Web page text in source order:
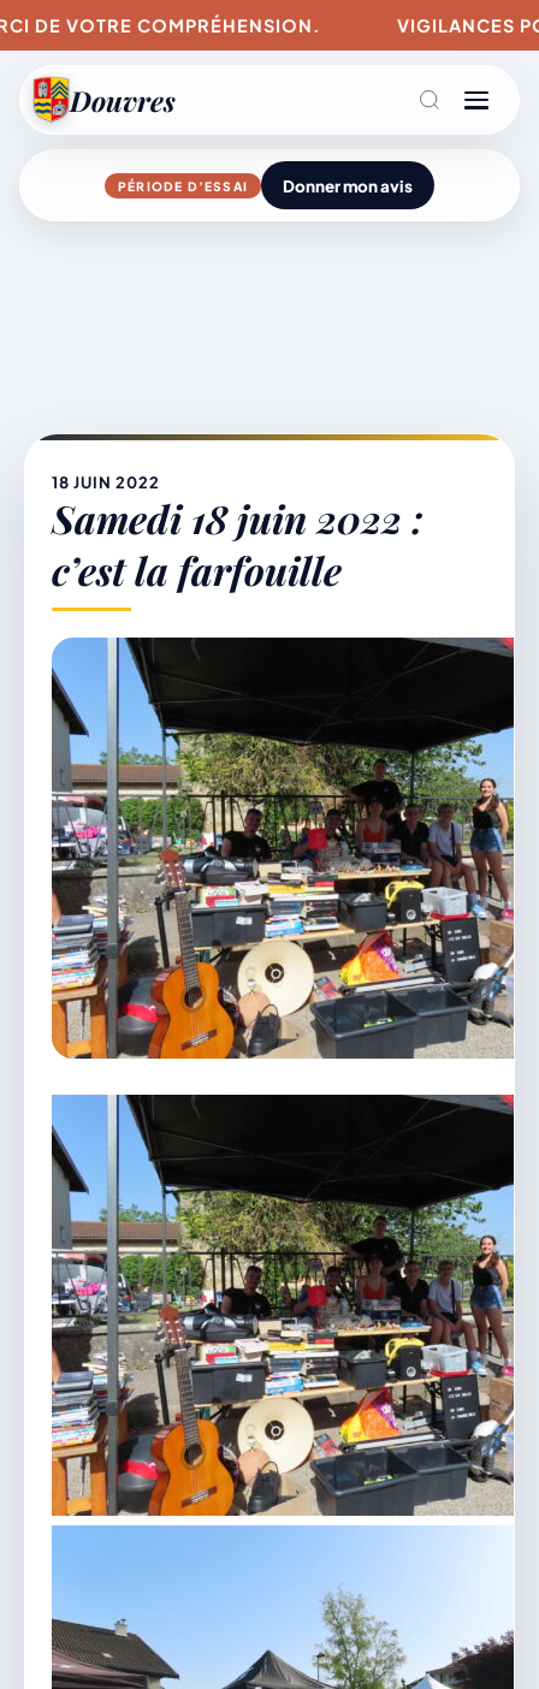
COMPRÉHENSION. VIGILANCES POUR
Douvres
Agenda
Mairie & Vie municipale
Démarches & Vie pratique
Vie locale & Associations
Découvrir la commune
VENDREDI 7 AOÛT 2026
Secrétariat ouvert
Lundi, mardi, jeudi, vendredi de 8h30 à 12h et
vous.
04 74 38 22 78
mairie@douvres.fr
140 Place de la Babillière, 01500 Douvres
Contacter la mairie
Le guichet des associations
publier une annonce
PÉRIODE D’ESSAI Donner mon avis
18 JUIN 2022
Samedi 18 juin 2022 :
c’est la farfouille